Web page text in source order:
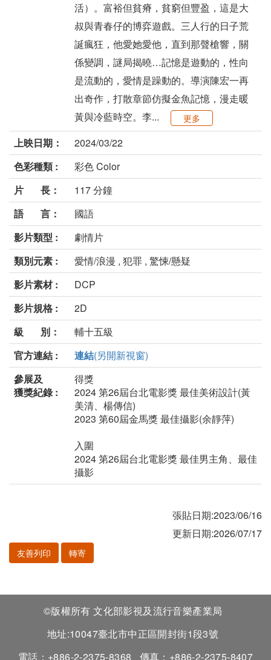
活）。富裕但貧瘠，貧窮但豐盈，這是大
叔與青春仔的博弈遊戲。三人行的日子荒
誕瘋狂，他愛她愛他，直到那聲槍響，關
係變調，謎局揭曉…記憶是遊動的，性向
是流動的，愛情是躁動的。導演陳宏一再
出奇作，打散章節仿擬金魚記憶，漫走暖
黃與冷藍時空。李...
更多
上映日期：
2024/03/22
色彩種類 :
彩色 Color
片 長：
117 分鐘
語 言：
國語
影片類型 :
劇情片
類別元素 :
愛情/浪漫 , 犯罪 , 驚悚/懸疑
影片素材 :
DCP
影片規格 :
2D
級 別：
輔十五級
官方連結 :
連結(另開新視窗)
參展及
獲獎紀錄 :
得獎
2024 第26屆台北電影獎 最佳美術設計(黃
美清、楊傳信)
2023 第60屆金馬獎 最佳攝影(余靜萍)
入圍
2024 第26屆台北電影獎 最佳男主角、最佳
攝影
張貼日期:2023/06/16
更新日期:2026/07/17
友善列印 轉寄
©版權所有 文化部影視及流行音樂產業局
地址:10047臺北市中正區開封街1段3號
電話：+886-2-2375-8368
傳真：+886-2-2375-8407